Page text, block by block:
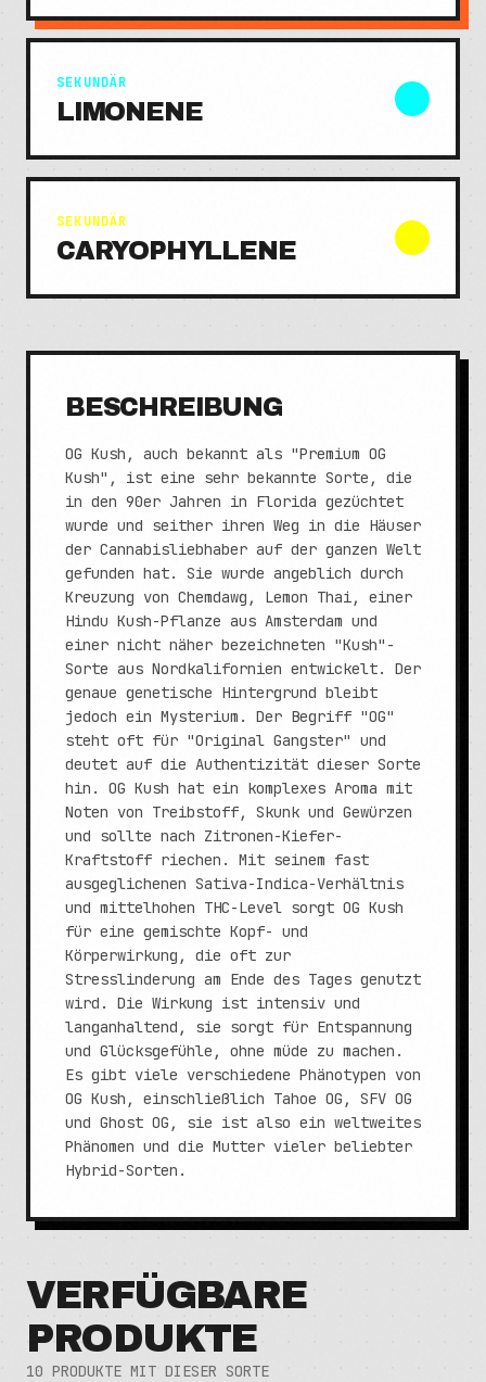
SEKUNDÄR
LIMONENE
SEKUNDÄR
CARYOPHYLLENE
BESCHREIBUNG
OG Kush, auch bekannt als "Premium OG
Kush", ist eine sehr bekannte Sorte, die
in den 90er Jahren in Florida gezüchtet
wurde und seither ihren Weg in die Häuser
der Cannabisliebhaber auf der ganzen Welt
gefunden hat. Sie wurde angeblich durch
Kreuzung von Chemdawg, Lemon Thai, einer
Hindu Kush-Pflanze aus Amsterdam und
einer nicht näher bezeichneten "Kush"-
Sorte aus Nordkalifornien entwickelt. Der
genaue genetische Hintergrund bleibt
jedoch ein Mysterium. Der Begriff "OG"
steht oft für "Original Gangster" und
deutet auf die Authentizität dieser Sorte
hin. OG Kush hat ein komplexes Aroma mit
Noten von Treibstoff, Skunk und Gewürzen
und sollte nach Zitronen-Kiefer-
Kraftstoff riechen. Mit seinem fast
ausgeglichenen Sativa-Indica-Verhältnis
und mittelhohen THC-Level sorgt OG Kush
für eine gemischte Kopf- und
Körperwirkung, die oft zur
Stresslinderung am Ende des Tages genutzt
wird. Die Wirkung ist intensiv und
langanhaltend, sie sorgt für Entspannung
und Glücksgefühle, ohne müde zu machen.
Es gibt viele verschiedene Phänotypen von
OG Kush, einschließlich Tahoe OG, SFV OG
und Ghost OG, sie ist also ein weltweites
Phänomen und die Mutter vieler beliebter
Hybrid-Sorten.
VERFÜGBARE
PRODUKTE
10 PRODUKTE MIT DIESER SORTE